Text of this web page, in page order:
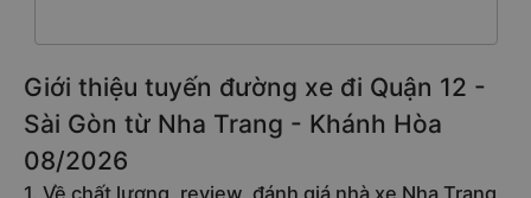
Giới thiệu tuyến đường xe đi Quận 12 -
Sài Gòn từ Nha Trang - Khánh Hòa
08/2026
1. Về chất lượng, review, đánh giá nhà xe Nha Trang